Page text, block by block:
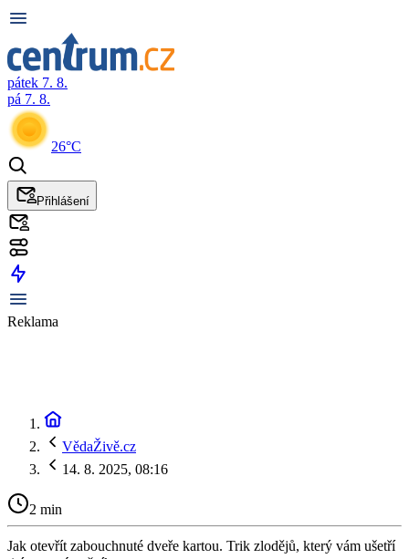
pátek 7. 8.
pá 7. 8.
26°C
Přihlášení
Reklama
VědaŽivě.cz
14. 8. 2025, 08:16
2 min
Jak otevřít zabouchnuté dveře kartou. Trik zlodějů, který vám ušetří